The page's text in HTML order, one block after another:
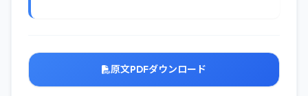
原文PDFダウンロード